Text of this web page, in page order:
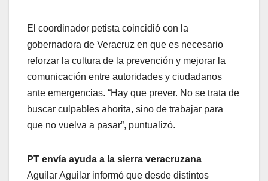
El coordinador petista coincidió con la
gobernadora de Veracruz en que es necesario
reforzar la cultura de la prevención y mejorar la
comunicación entre autoridades y ciudadanos
ante emergencias. “Hay que prever. No se trata de
buscar culpables ahorita, sino de trabajar para
que no vuelva a pasar”, puntualizó.
PT envía ayuda a la sierra veracruzana
Aguilar Aguilar informó que desde distintos